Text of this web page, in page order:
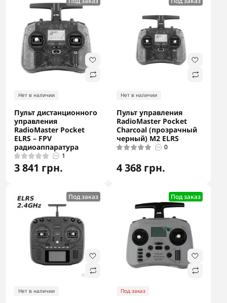
Нет в наличии
Пульт дистанционного
управления
RadioMaster Pocket
ELRS – FPV
радиоаппаратура
1
3 841 грн.
Нет в наличии
Пульт управления
RadioMaster Pocket
Charcoal (прозрачный
черный) M2 ELRS
0
4 368 грн.
Под заказ
Нет в наличии
Под заказ
Под заказ